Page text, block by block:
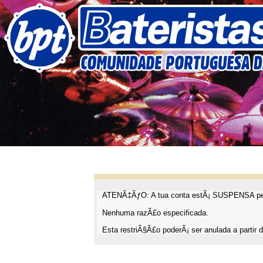
ATENÃ‡ÃƒO: A tua conta estÃ¡ SUSPENSA
Nenhuma razÃ£o especificada.
Esta restriÃ§Ã£o poderÃ¡ ser anulada a partir